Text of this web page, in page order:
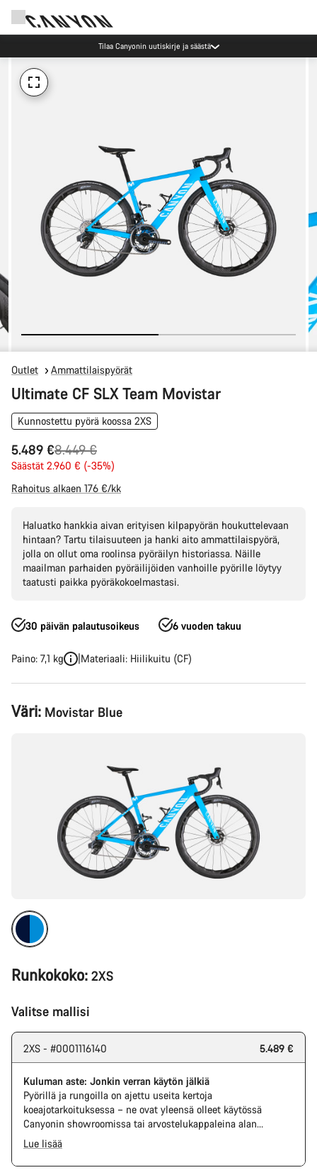
Tilaa Canyonin uutiskirje ja säästä
Outlet Ammattilaispyörät
Ultimate CF SLX Team Movistar
Kunnostettu pyörä koossa 2XS
5.489 €
Alkuperäinen
hinta
8.449 €
Säästät 2.960 € (-35%)
Rahoitus alkaen 176 €/kk
Haluatko hankkia aivan erityisen kilpapyörän houkuttelevaan
hintaan? Tartu tilaisuuteen ja hanki aito ammattilaispyörä,
jolla on ollut oma roolinsa pyöräilyn historiassa. Näille
maailman parhaiden pyöräilijöiden vanhoille pyörille löytyy
taatusti paikka pyöräkokoelmastasi.
30 päivän palautusoikeus 6 vuoden takuu
Paino: 7,1 kg Materiaali: Hiilikuitu (CF)
Tuotekonfiguraatio
Väri: Movistar Blue
Runkokoko: 2XS
Valitse mallisi
2XS - #0001116140 5.489 €
Kuluman aste: Jonkin verran käytön jälkiä
Pyörillä ja rungoilla on ajettu useita kertoja
koeajotarkoituksessa – ne ovat yleensä olleet käytössä
Canyonin showroomissa tai arvostelukappaleina alan
medioilla. Tästä johtuen niissä on selkeitä käytön jälkiä
esimerkiksi takarataspakassa ja ketjussa. Lisäksi rungossa ja
komponenteissa voi olla naarmuja, maalipinnan vaurioita ja
The Pro Bike has the visual design of the Ultimate CFR but is
built on the Ultimate CF SLX platform.
Lue lisää